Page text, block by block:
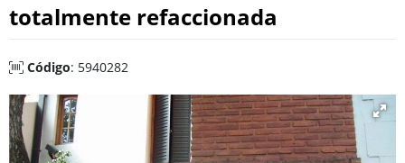
totalmente refaccionada
Código: 5940282